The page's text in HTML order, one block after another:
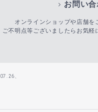
お問い
オンラインショップや店舗を
ご不明点等ございましたらお気軽
、